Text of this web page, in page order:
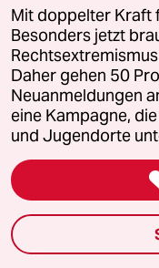
Mehr taz
Reisen
Kantine
Shop
Anzeigen
Mit doppelter Kraft
Besonders jetzt
Daher gehen 50
Neuanmeldungen
eine Kampagne,
und Jugendorte